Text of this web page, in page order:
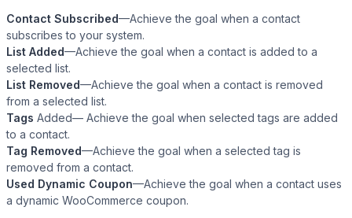
Contact Subscribed—Achieve the goal when a contact
subscribes to your system.
List Added—Achieve the goal when a contact is added to a
selected list.
List Removed—Achieve the goal when a contact is removed
from a selected list.
Tags Added— Achieve the goal when selected tags are added
to a contact.
Tag Removed—Achieve the goal when a selected tag is
removed from a contact.
Used Dynamic Coupon—Achieve the goal when a contact uses
a dynamic WooCommerce coupon.